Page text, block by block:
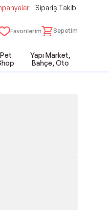
Sipariş Takibi
Favorilerim Sepetim
Pet
Yapı Market,
Bahçe, Oto